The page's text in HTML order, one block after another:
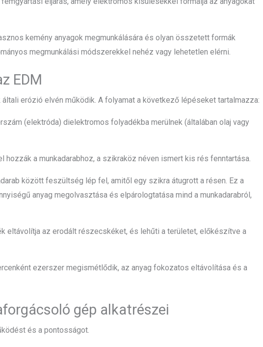
kemény anyagok megmunkálására és olyan összetett formák
megmunkálási módszerekkel nehéz vagy lehetetlen elérni.
EDM
erózió elvén működik. A folyamat a következő lépéseket tartalmazza:
(elektróda) dielektromos folyadékba merülnek (általában olaj vagy
a munkadarabhoz, a szikraköz néven ismert kis rés fenntartása.
között feszültség lép fel, amitől egy szikra átugrott a résen. Ez a
anyag megolvasztása és elpárologtatása mind a munkadarabról,
eltávolítja az erodált részecskéket, és lehűti a területet, előkészítve a
ezerszer megismétlődik, az anyag fokozatos eltávolítása és a
gép alkatrészei
és a pontosságot.